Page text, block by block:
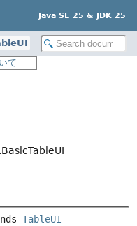
Java SE 25 & JDK 25
て
TableUI